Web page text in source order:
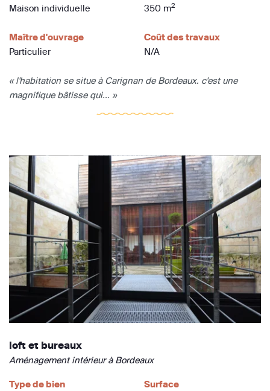
Maison individuelle
350 m2
Maître d'ouvrage
Particulier
Coût des travaux
N/A
« l'habitation se situe à Carignan de Bordeaux. c'est une
magnifique bâtisse qui... »
loft et bureaux
Aménagement intérieur à Bordeaux
Type de bien
Surface